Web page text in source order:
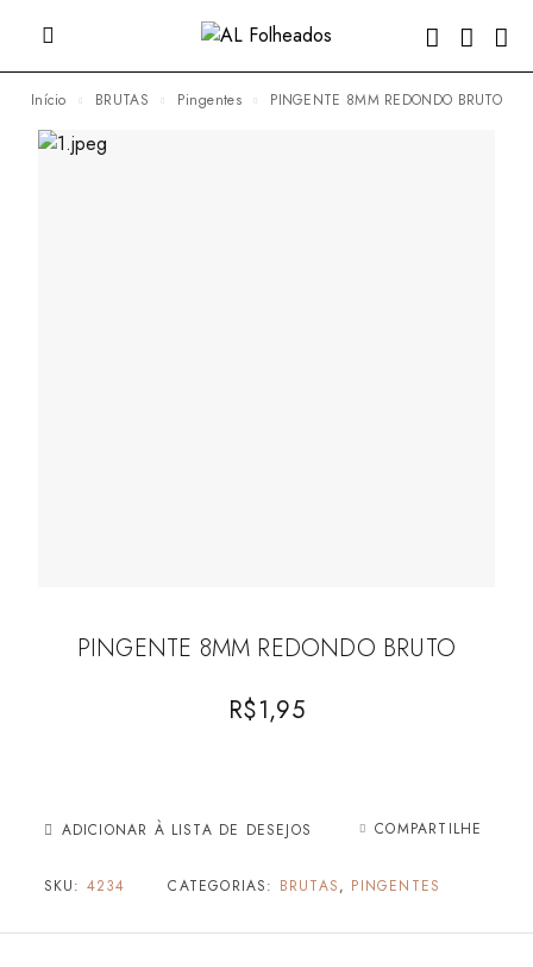
Início BRUTAS Pingentes PINGENTE 8MM REDONDO BRUTO
PINGENTE 8MM REDONDO BRUTO
R$1,95
ADICIONAR À LISTA DE DESEJOS COMPARTILHE
SKU: 4234 CATEGORIAS: BRUTAS, PINGENTES